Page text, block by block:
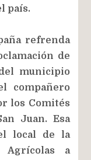
país.
refrenda
de
municipio
compañero
los Comités
Juan. Esa
local de la
Agrícolas a